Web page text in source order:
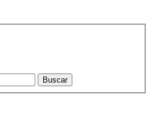
Buscar